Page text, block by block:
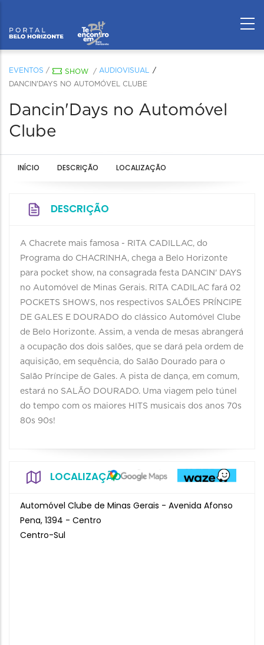
EVENTOS / SHOW / AUDIOVISUAL
DANCIN'DAYS NO AUTOMÓVEL CLUBE
Dancin'Days no Automóvel
Clube
INÍCIO DESCRIÇÃO LOCALIZAÇÃO
DESCRIÇÃO
A Chacrete mais famosa - RITA CADILLAC, do
Programa do CHACRINHA, chega a Belo Horizonte
para pocket show, na consagrada festa DANCIN' DAYS
no Automóvel de Minas Gerais. RITA CADILAC fará 02
POCKETS SHOWS, nos respectivos SALÕES PRÍNCIPE
DE GALES E DOURADO do clássico Automóvel Clube
de Belo Horizonte. Assim, a venda de mesas abrangerá
a ocupação dos dois salões, que se dará pela ordem de
aquisição, em sequência, do Salão Dourado para o
Salão Príncipe de Gales. A pista de dança, em comum,
estará no SALÃO DOURADO. Uma viagem pelo túnel
do tempo com os maiores HITS musicais dos anos 70s
80s 90s!
LOCALIZAÇÃO
Automóvel Clube de Minas Gerais - Avenida Afonso
Pena, 1394 - Centro
Centro-Sul